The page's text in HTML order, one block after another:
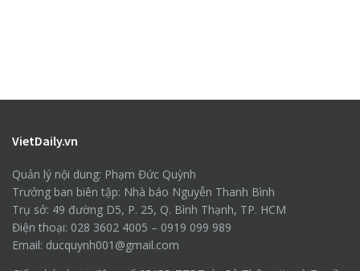
VietDaily.vn
Quản lý nội dung: Phạm Đức Quỳnh
Trưởng ban biên tập: Nhà báo Nguyễn Thanh Bình
Trụ sở: 49 đường D5, P. 25, Q. Bình Thạnh, TP. HCM
Điện thoại: 028 3602 4005 – 0919 099 989
Email: ducquynh001@gmail.com